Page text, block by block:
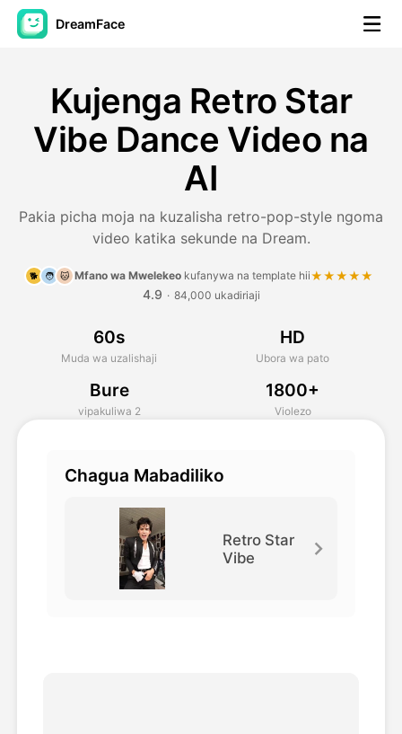
DreamFace
Zana za AI
Video ya Avatar
Picha ▼
Vifaa Vingine ▼
Video ya AI
Vifaa Vingine
Kujenga Retro Star
Vibe Dance Video na
AI
Pakia picha moja na kuzalisha retro-pop-style ngoma
video katika sekunde na Dream.
🐕 🧑 🐱 Mfano wa Mwelekeo kufanywa na template hii★★★★★
4.9 · 84,000 ukadiriaji
60s
Muda wa uzalishaji
HD
Ubora wa pato
Bure
vipakuliwa 2
1800+
Violezo
Chagua Mabadiliko
Retro Star
Vibe